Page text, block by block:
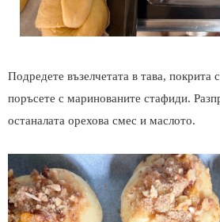
Подредете възелчетата в тава, покрита
поръсете с маринованите стафиди.
останалата орехова смес и маслото.